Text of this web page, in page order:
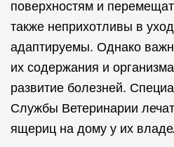
поверхностям и
также неприхотливы в
адаптируемы. Однако
их содержания и
развитие болезней.
Службы Ветеринарии
ящериц на дому у их